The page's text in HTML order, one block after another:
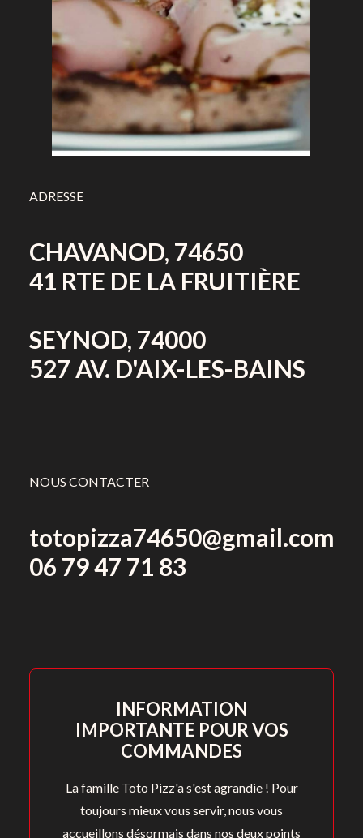
ADRESSE
CHAVANOD, 74650
41 RTE DE LA FRUITIÈRE
SEYNOD, 74000
527 AV. D'AIX-LES-BAINS
NOUS CONTACTER
totopizza74650@gmail.com
06 79 47 71 83
INFORMATION
IMPORTANTE POUR VOS
COMMANDES
La famille Toto Pizz'a s'est agrandie ! Pour
toujours mieux vous servir, nous vous
accueillons désormais dans nos deux points